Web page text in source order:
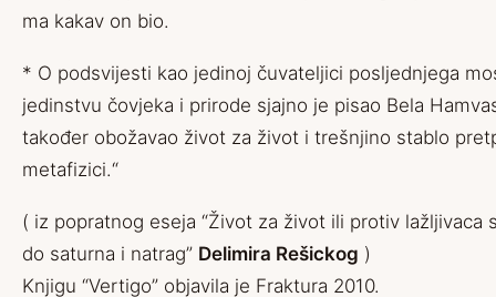
ma kakav on bio.
* O podsvijesti kao jedinoj čuvateljici posljednjega
jedinstvu čovjeka i prirode sjajno je pisao Bela
također obožavao život za život i trešnjino stablo
metafizici.“
( iz popratnog eseja “Život za život ili protiv lažljivaca
do saturna i natrag” Delimira Rešickog )
Knjigu “Vertigo” objavila je Fraktura 2010.